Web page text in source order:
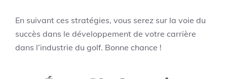
En suivant ces stratégies, vous serez sur la voie du
succès dans le développement de votre carrière
dans l’industrie du golf. Bonne chance !